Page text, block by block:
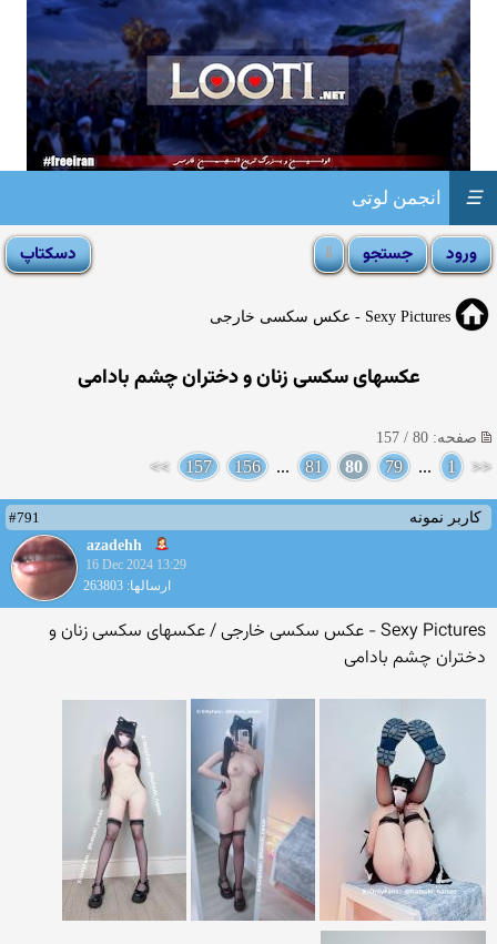
انجمن لوتی ☰
Sexy Pictures - عکس سکسی خارجی
عکسهای سکسی زنان و دختران چشم بادامی
صفحه: 80 / 157
<<
1
...
79
80
81
...
156
157
>>
کاربر نمونه
#791
azadehh
16 Dec 2024 13:29
ارسالها: 263803
Sexy Pictures - عکس سکسی خارجی / عکسهای سکسی زنان و
دختران چشم بادامی